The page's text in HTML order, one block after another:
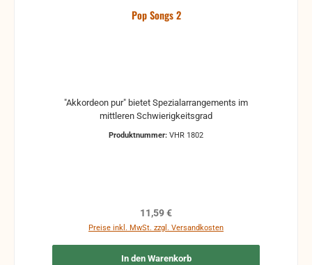
Pop Songs 2
"Akkordeon pur" bietet Spezialarrangements im
mittleren Schwierigkeitsgrad
Produktnummer: VHR 1802
Regulärer Preis:
11,59 €
Preise inkl. MwSt. zzgl. Versandkosten
In den Warenkorb